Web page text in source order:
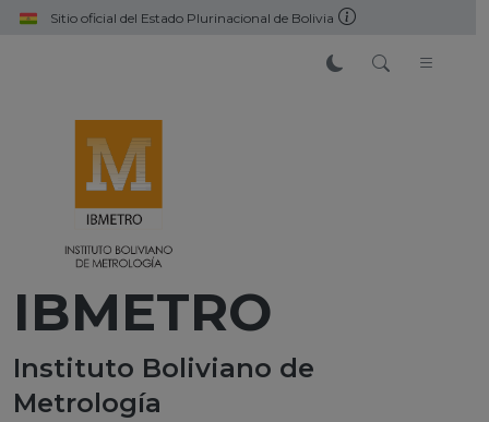
Pasar al contenido principal
Sitio oficial del Estado Plurinacional de Bolivia
IBMETRO
Instituto Boliviano de
Metrología